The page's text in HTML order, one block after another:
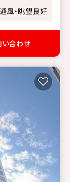
風・眺望良好
い合わせ